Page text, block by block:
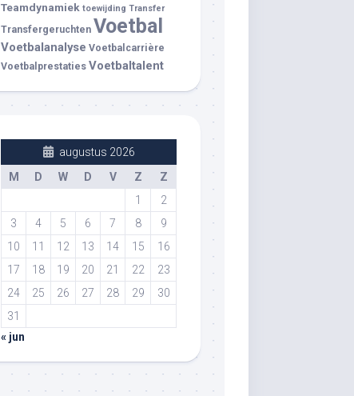
Teamdynamiek toewijding Transfer
Transfergeruchten Voetbal
Voetbalanalyse Voetbalcarrière
Voetbalprestaties Voetbaltalent
augustus 2026
M
D W D V Z
Z
1
2
3
4 5 6 7 8
9
10
11 12 13 14 15
16
17
18 19 20 21 22
23
24
25 26 27 28 29
30
31
« jun